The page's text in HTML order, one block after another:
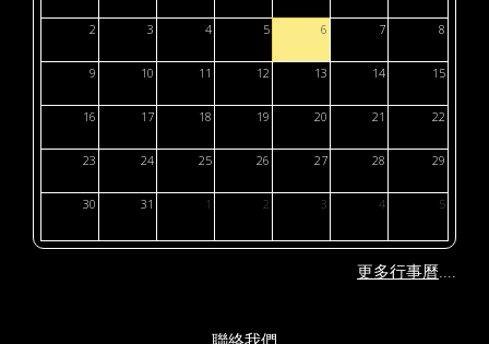
2 3 4 5 6 7 8
9 10 11 12 13 14 15
16 17 18 19 20 21 22
23 24 25 26 27 28 29
30 31 1 2 3 4 5
更多行事曆
聯絡我們